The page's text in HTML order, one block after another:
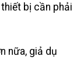
bị cần phải
nữa, giả dụ